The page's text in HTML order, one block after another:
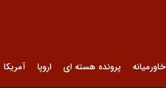
خاورمیانه پرونده هسته ای اروپا آمریکا